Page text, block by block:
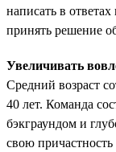
написать в
принять решение
Увеличивать
Средний возраст
40 лет. Команда
бэкграундом и
свою